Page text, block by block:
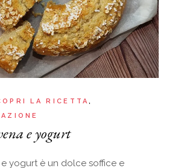
LA RICETTA
e yogurt
yogurt è un dolce soffice e